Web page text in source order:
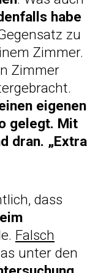
habe
zu
Zimmer.
Zimmer
eigenen
gelegt. Mit
dran. „Extra
dass
Falsch
unter den